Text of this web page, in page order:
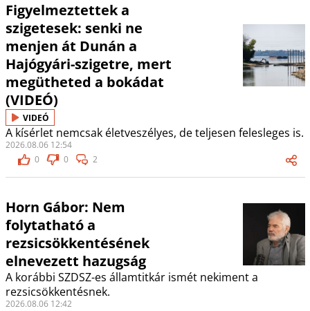
Figyelmeztettek a
szigetesek: senki ne
menjen át Dunán a
Hajógyári-szigetre, mert
megütheted a bokádat
(VIDEÓ)
VIDEÓ
A kísérlet nemcsak életveszélyes, de teljesen felesleges is.
2026.08.06 12:54
0
0 2
Horn Gábor: Nem
folytatható a
rezsicsökkentésének
elnevezett hazugság
A korábbi SZDSZ-es államtitkár ismét nekiment a
rezsicsökkentésnek.
2026.08.06 12:42